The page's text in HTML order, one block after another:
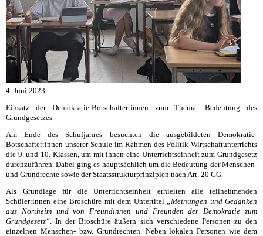
4. Juni 2023
Einsatz der Demokratie-Botschafter:innen zum Thema: Bedeutung des
Grundgesetzes
Am Ende des Schuljahres besuchten die ausgebildeten Demokratie-
Botschafter:innen unserer Schule im Rahmen des Politik-Wirtschaftunterrichts
die 9. und 10. Klassen, um mit ihnen eine Unterrichtseinheit zum Grundgesetz
durchzuführen. Dabei ging es hauptsächlich um die Bedeutung der Menschen-
und Grundrechte sowie der Staatsstrukturprinzipien nach Art. 20 GG.
Als Grundlage für die Unterrichtseinheit erhielten alle teilnehmenden
Schüler:innen eine Broschüre mit dem Untertitel „Meinungen und Gedanken
aus Northeim und von Freundinnen und Freunden der Demokratie zum
Grundgesetz“. In der Broschüre äußern sich verschiedene Personen zu den
einzelnen Menschen- bzw. Grundrechten. Neben lokalen Personen wie dem